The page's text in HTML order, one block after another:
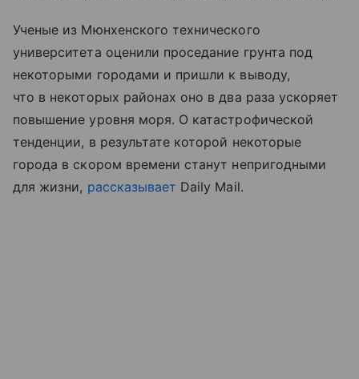
Ученые из Мюнхенского технического
университета оценили проседание грунта под
некоторыми городами и пришли к выводу,
что в некоторых районах оно в два раза ускоряет
повышение уровня моря. О катастрофической
тенденции, в результате которой некоторые
города в скором времени станут непригодными
для жизни, рассказывает Daily Mail.